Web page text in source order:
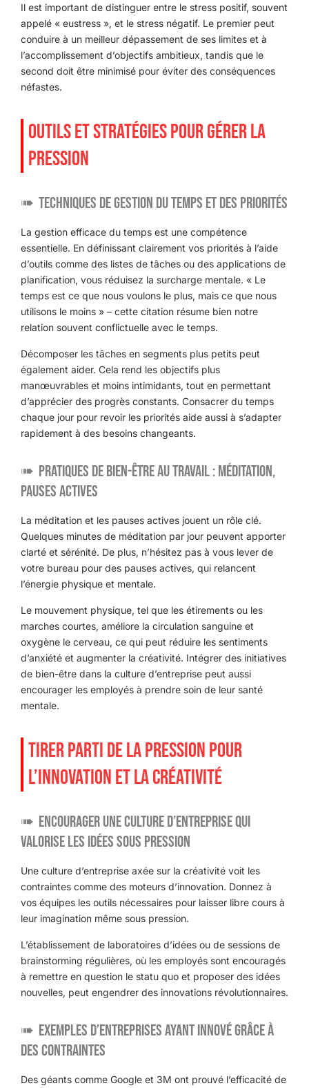
Il est important de distinguer entre le stress positif, souvent
appelé « eustress », et le stress négatif. Le premier peut
conduire à un meilleur dépassement de ses limites et à
l’accomplissement d’objectifs ambitieux, tandis que le
second doit être minimisé pour éviter des conséquences
néfastes.
OUTILS ET STRATÉGIES POUR GÉRER LA
PRESSION
Techniques de gestion du temps et des priorités
La gestion efficace du temps est une compétence
essentielle. En définissant clairement vos priorités à l’aide
d’outils comme des listes de tâches ou des applications de
planification, vous réduisez la surcharge mentale. « Le
temps est ce que nous voulons le plus, mais ce que nous
utilisons le moins » – cette citation résume bien notre
relation souvent conflictuelle avec le temps.
Décomposer les tâches en segments plus petits peut
également aider. Cela rend les objectifs plus
manœuvrables et moins intimidants, tout en permettant
d’apprécier des progrès constants. Consacrer du temps
chaque jour pour revoir les priorités aide aussi à s’adapter
rapidement à des besoins changeants.
Pratiques de bien-être au travail : méditation,
pauses actives
La méditation et les pauses actives jouent un rôle clé.
Quelques minutes de méditation par jour peuvent apporter
clarté et sérénité. De plus, n’hésitez pas à vous lever de
votre bureau pour des pauses actives, qui relancent
l’énergie physique et mentale.
Le mouvement physique, tel que les étirements ou les
marches courtes, améliore la circulation sanguine et
oxygène le cerveau, ce qui peut réduire les sentiments
d’anxiété et augmenter la créativité. Intégrer des initiatives
de bien-être dans la culture d’entreprise peut aussi
encourager les employés à prendre soin de leur santé
mentale.
TIRER PARTI DE LA PRESSION POUR
L’INNOVATION ET LA CRÉATIVITÉ
Encourager une culture d’entreprise qui
valorise les idées sous pression
Une culture d’entreprise axée sur la créativité voit les
contraintes comme des moteurs d’innovation. Donnez à
vos équipes les outils nécessaires pour laisser libre cours à
leur imagination même sous pression.
L’établissement de laboratoires d’idées ou de sessions de
brainstorming régulières, où les employés sont encouragés
à remettre en question le statu quo et proposer des idées
nouvelles, peut engendrer des innovations révolutionnaires.
Exemples d’entreprises ayant innové grâce à
des contraintes
Des géants comme Google et 3M ont prouvé l’efficacité de